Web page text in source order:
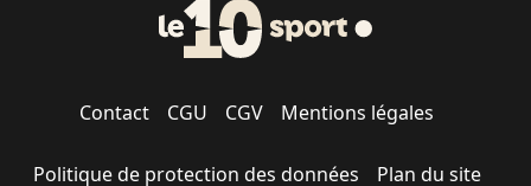
Contact CGU CGV Mentions légales
Politique de protection des données Plan du site